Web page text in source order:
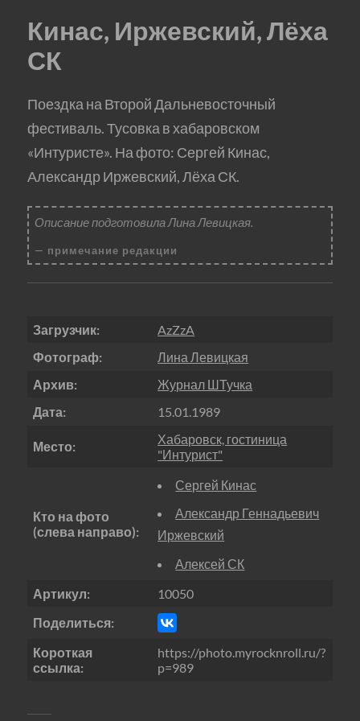
Кинас, Иржевский, Лёха
СК
Поездка на Второй Дальневосточный
фестиваль. Тусовка в хабаровском
«Интуристе». На фото: Сергей Кинас,
Александр Иржевский, Лёха СК.
Описание подготовила Лина Левицкая.
примечание редакции
Загрузчик:
AzZzA
Фотограф:
Лина Левицкая
Архив:
Журнал ШТучка
Дата:
15.01.1989
Место:
Хабаровск, гостиница
"Интурист"
Кто на фото
(слева направо):
Сергей Кинас
Александр Геннадьевич
Иржевский
Алексей СК
Артикул:
10050
Поделиться:
Короткая
ссылка:
https://photo.myrocknroll.ru/?
p=989